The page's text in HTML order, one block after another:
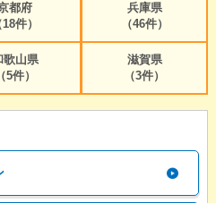
都府
18件）
兵庫県
（46件）
歌山県
（5件）
滋賀県
（3件）